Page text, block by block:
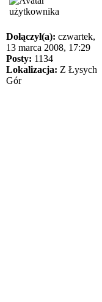
Dołączył(a): czwartek,
13 marca 2008, 17:29
Posty: 1134
Lokalizacja: Z Łysych
Gór